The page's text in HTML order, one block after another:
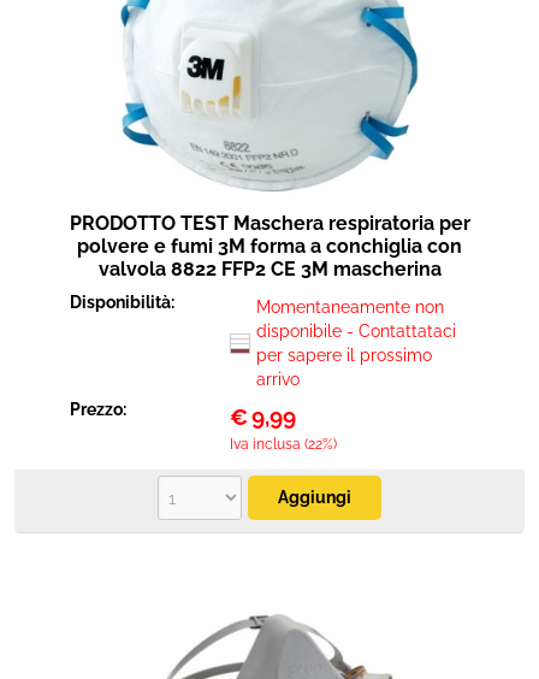
PRODOTTO TEST Maschera respiratoria per
polvere e fumi 3M forma a conchiglia con
valvola 8822 FFP2 CE 3M mascherina
Disponibilità:
Momentaneamente non
disponibile - Contattataci
per sapere il prossimo
arrivo
Prezzo:
€9,99
Iva inclusa (22%)